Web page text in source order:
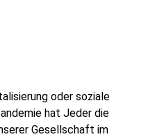
oder soziale
hat Jeder die
Gesellschaft im